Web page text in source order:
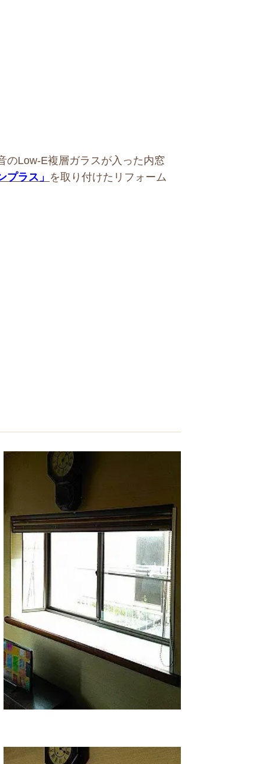
のLow-E複層ガラスが入った内窓
プラス」 を取り付けたリフォーム